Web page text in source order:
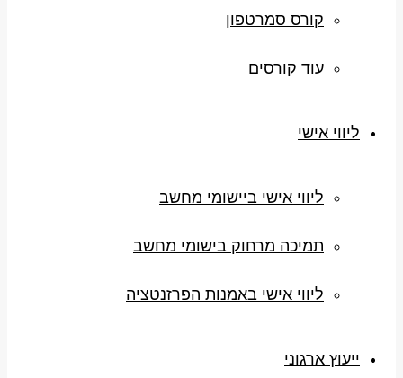
קורס סמרטפון
עוד קורסים
ליווי אישי
ליווי אישי ביישומי מחשב
תמיכה מרחוק בישומי מחשב
ליווי אישי באמנות הפרזנטציה
ייעוץ ארגוני